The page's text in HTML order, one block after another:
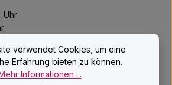
Uhr
.
verwendet Cookies, um eine
Erfahrung bieten zu können.
Informationen ...